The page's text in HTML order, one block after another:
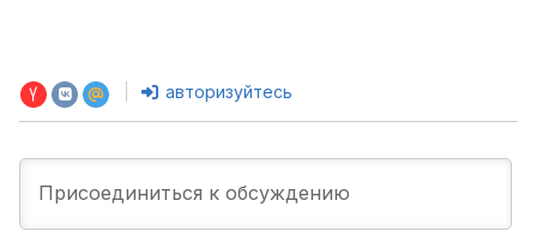
авторизуйтесь